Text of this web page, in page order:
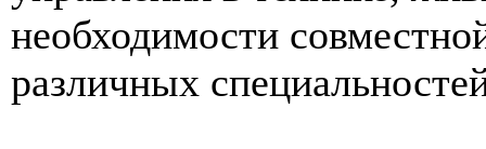
необходимости
различных